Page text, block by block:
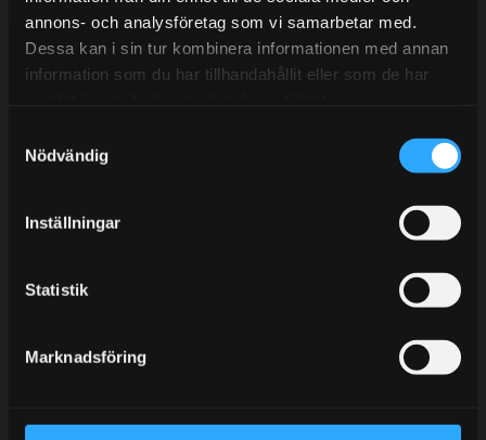
annons- och analysföretag som vi samarbetar med.
Dessa kan i sin tur kombinera informationen med annan
information som du har tillhandahållit eller som de har
Nödvändig
Inställningar
Statistik
Marknadsföring
BLOGG
KUNSKAPSCENTER
KUNDTJÄNST